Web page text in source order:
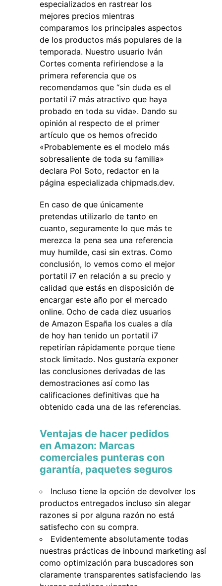
especializados en rastrear los
mejores precios mientras
comparamos los principales aspectos
de los productos más populares de la
temporada. Nuestro usuario Iván
Cortes comenta refiriendose a la
primera referencia que os
recomendamos que “sin duda es el
portatil i7 más atractivo que haya
probado en toda su vida». Dando su
opinión al respecto de el primer
artículo que os hemos ofrecido
«Probablemente es el modelo más
sobresaliente de toda su familia»
declara Pol Soto, redactor en la
página especializada chipmads.dev.
En caso de que únicamente
pretendas utilizarlo de tanto en
cuanto, seguramente lo que más te
merezca la pena sea una referencia
muy humilde, casi sin extras. Como
conclusión, lo vemos como el mejor
portatil i7 en relación a su precio y
calidad que estás en disposición de
encargar este año por el mercado
online. Ocho de cada diez usuarios
de Amazon España los cuales a día
de hoy han tenido un portatil i7
repetirían rápidamente porque tiene
stock limitado. Nos gustaría exponer
las conclusiones derivadas de las
demostraciones así como las
calificaciones definitivas que ha
obtenido cada una de las referencias.
Ventajas de hacer pedidos
en Amazon: Marcas
comerciales punteras con
garantía, paquetes seguros
Incluso tiene la opción de devolver los
productos entregados incluso sin alegar
razones si por alguna razón no está
satisfecho con su compra.
Evidentemente absolutamente todas
nuestras prácticas de inbound marketing así
como optimización para buscadores son
claramente transparentes satisfaciendo las